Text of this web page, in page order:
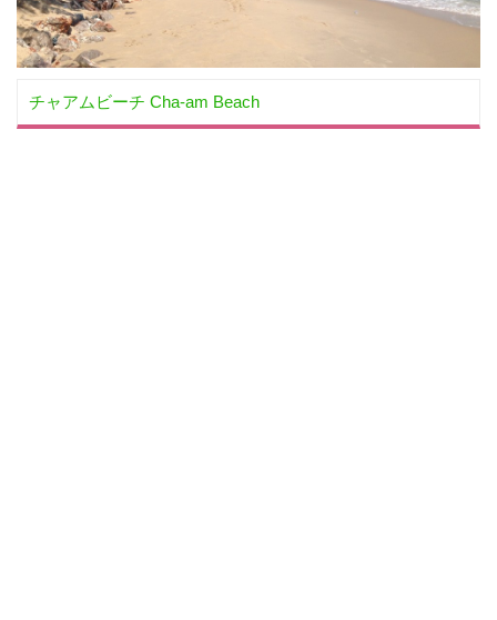
チャアムビーチ​ Cha-am Beach